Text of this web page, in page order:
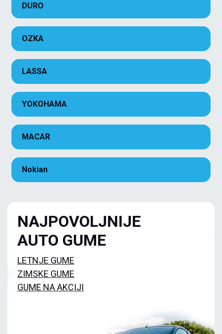
DURO
OZKA
LASSA
YOKOHAMA
MACAR
Nokian
NAJPOVOLJNIJE
AUTO GUME
LETNJE GUME
ZIMSKE GUME
GUME NA AKCIJI